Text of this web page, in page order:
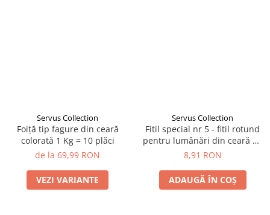
Servus Collection
Foiță tip fagure din ceară
colorată 1 Kg = 10 plăci
de la 69,99 RON
VEZI VARIANTE
Servus Collection
Fitil special nr 5 - fitil rotund
pentru lumânări din ceară de
albine
8,91 RON
ADAUGĂ ÎN COȘ